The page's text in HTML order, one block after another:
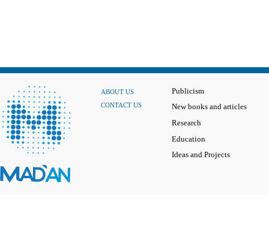
ABOUT US
CONTACT US
Publicism
New books and articles
Research
Education
Ideas and Projects